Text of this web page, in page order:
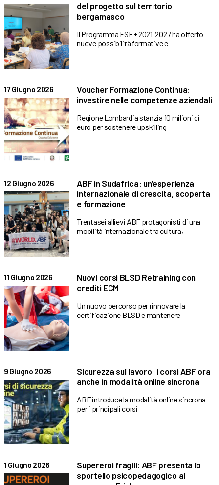
del progetto sul territorio
bergamasco
Il Programma FSE+ 2021-2027 ha offerto
nuove possibilità formative e
17 Giugno 2026
Voucher Formazione Continua:
investire nelle competenze aziendali
Regione Lombardia stanzia 10 milioni di
euro per sostenere upskilling
12 Giugno 2026
ABF in Sudafrica: un’esperienza
internazionale di crescita, scoperta
e formazione
Trentasei allievi ABF protagonisti di una
mobilità internazionale tra cultura,
11 Giugno 2026
Nuovi corsi BLSD Retraining con
crediti ECM
Un nuovo percorso per rinnovare la
certificazione BLSD e mantenere
9 Giugno 2026
Sicurezza sul lavoro: i corsi ABF ora
anche in modalità online sincrona
ABF introduce la modalità online sincrona
per i principali corsi
1 Giugno 2026
Supereroi fragili: ABF presenta lo
sportello psicopedagogico al